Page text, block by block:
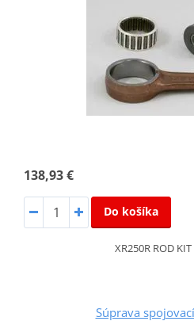
138,93 €
Do košíka
XR250R ROD
Súprava